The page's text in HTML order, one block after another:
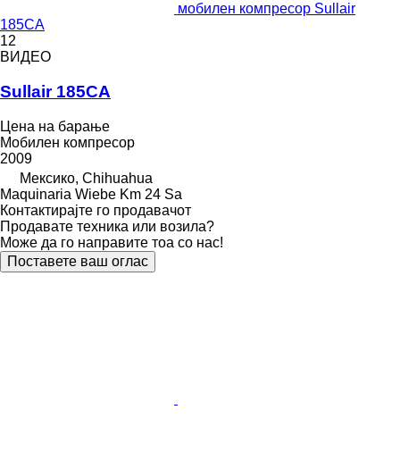
мобилен компресор Sullair
185CA
12
ВИДЕО
Sullair 185CA
Цена на барање
Мобилен компресор
2009
Мексико, Chihuahua
Maquinaria Wiebe Km 24 Sa
Контактирајте го продавачот
Продавате техника или возила?
Може да го направите тоа со нас!
Поставете ваш оглас